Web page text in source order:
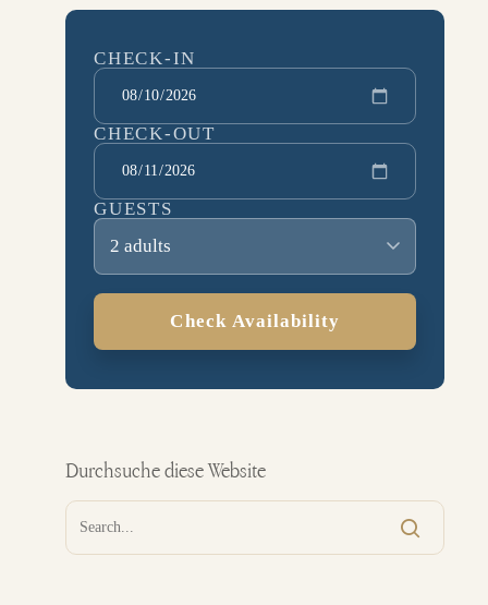
CHECK-IN
CHECK-OUT
GUESTS
2 adults
Check Availability
Durchsuche diese Website